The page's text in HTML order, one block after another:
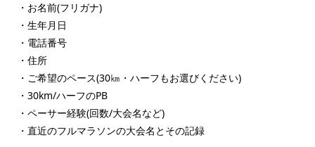
・お名前(フリガナ)
・生年月日
・電話番号
・住所
・ご希望のペース(30㎞・ハーフもお選びください)
・30km/ハーフのPB
・ペーサー経験(回数/大会名など)
・直近のフルマラソンの大会名とその記録